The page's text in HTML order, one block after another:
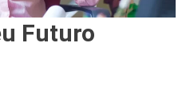
Futuro